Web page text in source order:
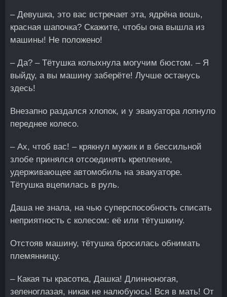
– Девушка, это вас встречает эта, ядрёна вошь,
красная шапочка? Скажите, чтобы она вышла из
машины! Не положено!
– Да? – Тётушка колыхнула могучим бюстом. – Я
выйду, а вы машину заберёте! Лучше останусь
здесь!
Внезапно раздался хлопок, и у эвакуатора лопнуло
переднее колесо.
– Ах, чтоб вас! – крякнул мужик и в бессильной
злобе принялся отсоединять крепление,
удерживающее автомобиль на эвакуаторе.
Тётушка вцепилась в руль.
Даша не знала, на чью суперспособность списать
неприятность с колесом: её или тётушкину.
Отстояв машину, тётушка бросилась обнимать
племянницу.
– Какая ты красотка, Дашка! Длинноногая,
зеленоглазая, никак не налюбуюсь! Вся в мать! От